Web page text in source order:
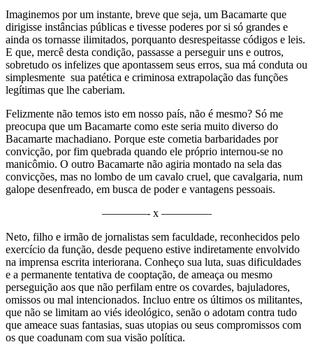
Imaginemos por um instante, breve que seja, um Bacamarte que
dirigisse instâncias públicas e tivesse poderes por si só grandes e
ainda os tornasse ilimitados, porquanto desrespeitasse códigos e leis.
E que, mercê desta condição, passasse a perseguir uns e outros,
sobretudo os infelizes que apontassem seus erros, sua má conduta ou
simplesmente sua patética e criminosa extrapolação das funções
legítimas que lhe caberiam.
Felizmente não temos isto em nosso país, não é mesmo? Só me
preocupa que um Bacamarte como este seria muito diverso do
Bacamarte machadiano. Porque este cometia barbaridades por
convicção, por fim quebrada quando ele próprio internou-se no
manicômio. O outro Bacamarte não agiria montado na sela das
convicções, mas no lombo de um cavalo cruel, que cavalgaria, num
galope desenfreado, em busca de poder e vantagens pessoais.
————- x ————–
Neto, filho e irmão de jornalistas sem faculdade, reconhecidos pelo
exercício da função, desde pequeno estive indiretamente envolvido
na imprensa escrita interiorana. Conheço sua luta, suas dificuldades
e a permanente tentativa de cooptação, de ameaça ou mesmo
perseguição aos que não perfilam entre os covardes, bajuladores,
omissos ou mal intencionados. Incluo entre os últimos os militantes,
que não se limitam ao viés ideológico, senão o adotam contra tudo
que ameace suas fantasias, suas utopias ou seus compromissos com
os que coadunam com sua visão política.